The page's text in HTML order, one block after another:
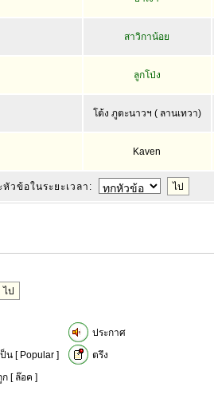
สาวิกาน้อย
ลูกโป่ง
โต้ง ภูตะนาวฯ ( ลานเทวา)
Kaven
วข้อในระยะเวลา:
ประกาศ
น [ Popular ]
ตรึง
[ ล๊อค ]